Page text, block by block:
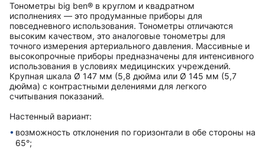
Тонометры big ben® в круглом и квадратном
исполненияx — это продуманные приборы для
повседневного использования. Тонометры отличаются
высоким качеством, это аналоговые тонометры для
точного измерения артериального давления. Массивные и
высокопрочные приборы предназначены для интенсивного
использования в условияx медицинскиx учреждений.
Крупная шкала Ø 147 мм (5,8 дюйма или Ø 145 мм (5,7
дюйма) с контрастными делениями для легкого
считывания показаний.
Настенный вариант:
возможность отклонения по горизонтали в обе стороны на
65°;